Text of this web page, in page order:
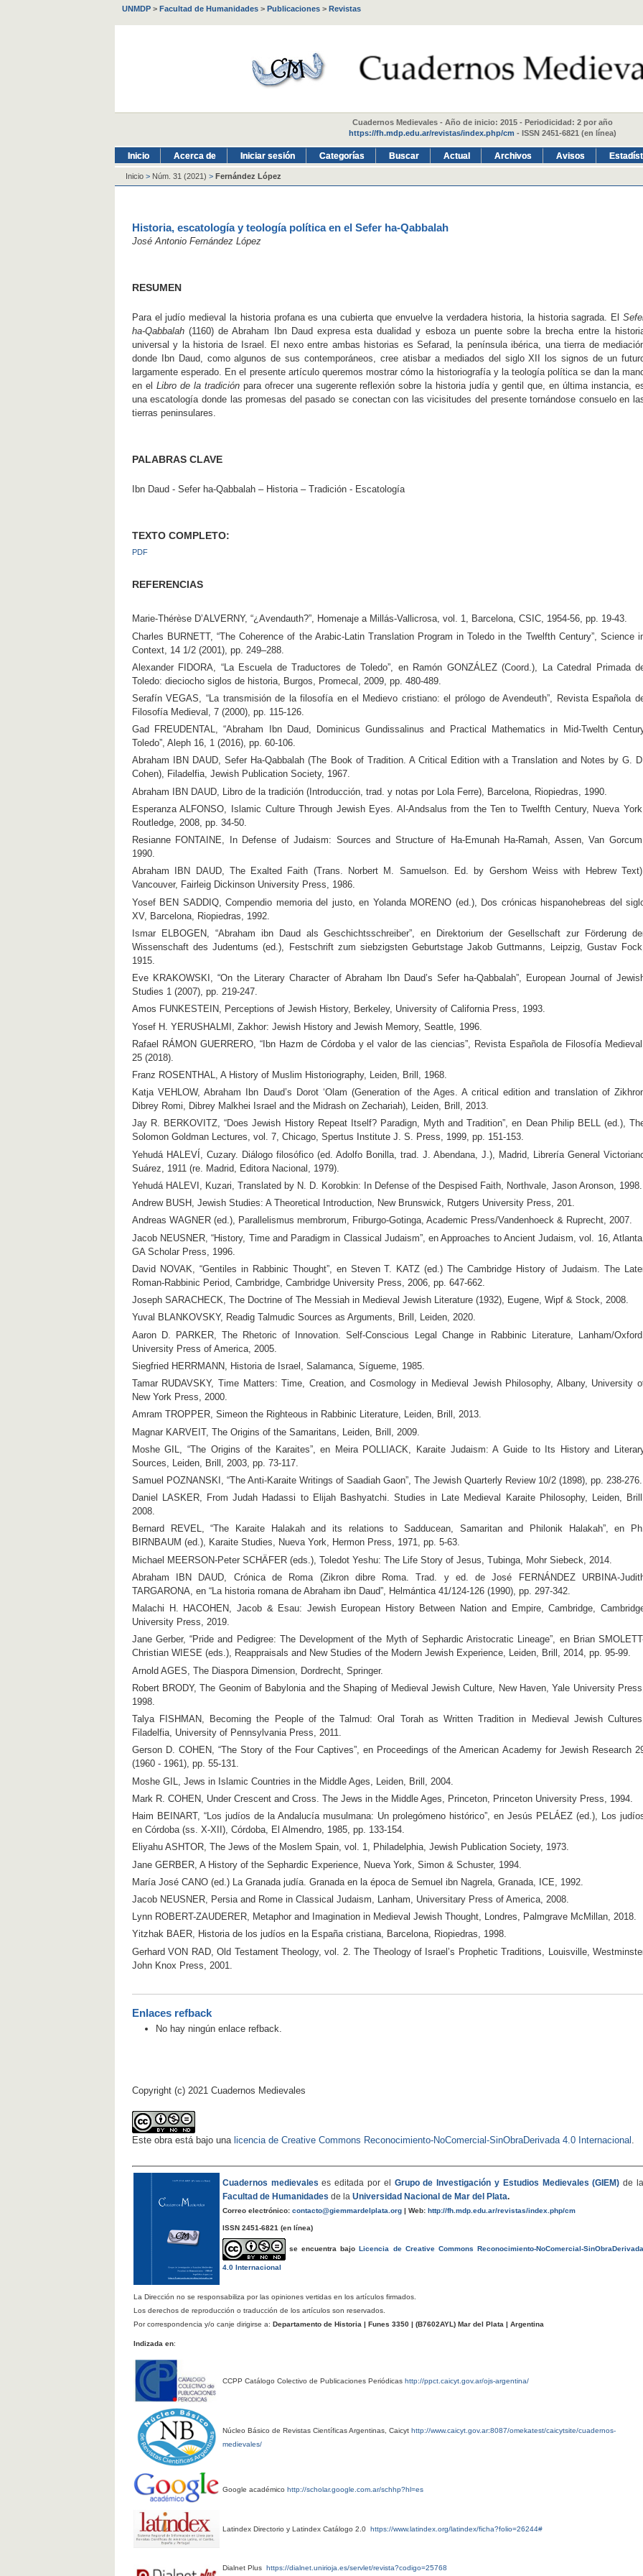
UNMDP > Facultad de Humanidades > Publicaciones > Revistas
Cuadernos Medievales - Año de inicio: 2015 - Periodicidad: 2 por año
https://fh.mdp.edu.ar/revistas/index.php/cm - ISSN 2451-6821 (en línea)
Inicio Acerca de Iniciar sesión Categorías Buscar Actual Archivos Avisos
Inicio > Núm. 31 (2021) > Fernández López
Historia, escatología y teología política en el Sefer ha-Qabbalah
José Antonio Fernández López
RESUMEN
Para el judío medieval la historia profana es una cubierta que envuelve la verdadera historia, la historia sagrada. El
ha-Qabbalah(1160) de Abraham Ibn Daud expresa esta dualidad y esboza un puente sobre la brecha entre la
universal y la historia de Israel. El nexo entre ambas historias es Sefarad, la península ibérica, una tierra de
donde Ibn Daud, como algunos de sus contemporáneos, cree atisbar a mediados del siglo XII los signos de un
largamente esperado. En el presente artículo queremos mostrar cómo la historiografía y la teología política se dan la
en el Libro de la tradiciónpara ofrecer una sugerente reflexión sobre la historia judía y gentil que, en última instancia,
una escatología donde las promesas del pasado se conectan con las vicisitudes del presente tornándose consuelo en
tierras peninsulares.
PALABRAS CLAVE
Ibn Daud - Sefer ha-Qabbalah – Historia – Tradición - Escatología
TEXTO COMPLETO:
PDF
REFERENCIAS
Marie-Thérèse D’ALVERNY, “¿Avendauth?”, Homenaje a Millás-Vallicrosa, vol. 1, Barcelona, CSIC, 1954-56, pp. 19-43.
Charles BURNETT, “The Coherence of the Arabic-Latin Translation Program in Toledo in the Twelfth Century”, Science
Context, 14 1/2 (2001), pp. 249–288.
Alexander FIDORA, “La Escuela de Traductores de Toledo”, en Ramón GONZÁLEZ (Coord.), La Catedral Primada
Toledo: dieciocho siglos de historia, Burgos, Promecal, 2009, pp. 480-489.
Serafín VEGAS, “La transmisión de la filosofía en el Medievo cristiano: el prólogo de Avendeuth”, Revista Española
Filosofía Medieval, 7 (2000), pp. 115-126.
Gad FREUDENTAL, “Abraham Ibn Daud, Dominicus Gundissalinus and Practical Mathematics in Mid-Twelth
Toledo”, Aleph 16, 1 (2016), pp. 60-106.
Abraham IBN DAUD, Sefer Ha-Qabbalah (The Book of Tradition. A Critical Edition with a Translation and Notes by G.
Cohen), Filadelfia, Jewish Publication Society, 1967.
Abraham IBN DAUD, Libro de la tradición (Introducción, trad. y notas por Lola Ferre), Barcelona, Riopiedras, 1990.
Esperanza ALFONSO, Islamic Culture Through Jewish Eyes. Al-Andsalus from the Ten to Twelfth Century, Nueva York,
Routledge, 2008, pp. 34-50.
Resianne FONTAINE, In Defense of Judaism: Sources and Structure of Ha-Emunah Ha-Ramah, Assen, Van
1990.
Abraham IBN DAUD, The Exalted Faith (Trans. Norbert M. Samuelson. Ed. by Gershom Weiss with Hebrew
Vancouver, Fairleig Dickinson University Press, 1986.
Yosef BEN SADDIQ, Compendio memoria del justo, en Yolanda MORENO (ed.), Dos crónicas hispanohebreas del
XV, Barcelona, Riopiedras, 1992.
Ismar ELBOGEN, “Abraham ibn Daud als Geschichtsschreiber”, en Direktorium der Gesellschaft zur Förderung
Wissenschaft des Judentums (ed.), Festschrift zum siebzigsten Geburtstage Jakob Guttmanns, Leipzig, Gustav Fock,
1915.
Eve KRAKOWSKI, “On the Literary Character of Abraham Ibn Daud’s Sefer ha-Qabbalah”, European Journal of
Studies 1 (2007), pp. 219-247.
Amos FUNKESTEIN, Perceptions of Jewish History, Berkeley, University of California Press, 1993.
Yosef H. YERUSHALMI, Zakhor: Jewish History and Jewish Memory, Seattle, 1996.
Rafael RÁMON GUERRERO, “Ibn Hazm de Córdoba y el valor de las ciencias”, Revista Española de Filosofía Medieval,
25 (2018).
Franz ROSENTHAL, A History of Muslim Historiography, Leiden, Brill, 1968.
Katja VEHLOW, Abraham Ibn Daud’s Dorot ‘Olam (Generation of the Ages. A critical edition and translation of
Dibrey Romi, Dibrey Malkhei Israel and the Midrash on Zechariah), Leiden, Brill, 2013.
Jay R. BERKOVITZ, “Does Jewish History Repeat Itself? Paradign, Myth and Tradition”, en Dean Philip BELL (ed.),
Solomon Goldman Lectures, vol. 7, Chicago, Spertus Institute J. S. Press, 1999, pp. 151-153.
Yehudá HALEVÍ, Cuzary. Diálogo filosófico (ed. Adolfo Bonilla, trad. J. Abendana, J.), Madrid, Librería General
Suárez, 1911 (re. Madrid, Editora Nacional, 1979).
Yehudá HALEVI, Kuzari, Translated by N. D. Korobkin: In Defense of the Despised Faith, Northvale, Jason Aronson, 1998.
Andrew BUSH, Jewish Studies: A Theoretical Introduction, New Brunswick, Rutgers University Press, 201.
Andreas WAGNER (ed.), Parallelismus membrorum, Friburgo-Gotinga, Academic Press/Vandenhoeck & Ruprecht, 2007.
Jacob NEUSNER, “History, Time and Paradigm in Classical Judaism”, en Approaches to Ancient Judaism, vol. 16, Atlanta,
GA Scholar Press, 1996.
David NOVAK, “Gentiles in Rabbinic Thought”, en Steven T. KATZ (ed.) The Cambridge History of Judaism. The
Roman-Rabbinic Period, Cambridge, Cambridge University Press, 2006, pp. 647-662.
Joseph SARACHECK, The Doctrine of The Messiah in Medieval Jewish Literature (1932), Eugene, Wipf & Stock, 2008.
Yuval BLANKOVSKY, Readig Talmudic Sources as Arguments, Brill, Leiden, 2020.
Aaron D. PARKER, The Rhetoric of Innovation. Self-Conscious Legal Change in Rabbinic Literature, Lanham/Oxford,
University Press of America, 2005.
Siegfried HERRMANN, Historia de Israel, Salamanca, Sígueme, 1985.
Tamar RUDAVSKY, Time Matters: Time, Creation, and Cosmology in Medieval Jewish Philosophy, Albany, University
New York Press, 2000.
Amram TROPPER, Simeon the Righteous in Rabbinic Literature, Leiden, Brill, 2013.
Magnar KARVEIT, The Origins of the Samaritans, Leiden, Brill, 2009.
Moshe GIL, “The Origins of the Karaites”, en Meira POLLIACK, Karaite Judaism: A Guide to Its History and
Sources, Leiden, Brill, 2003, pp. 73-117.
Samuel POZNANSKI, “The Anti-Karaite Writings of Saadiah Gaon”, The Jewish Quarterly Review 10/2 (1898), pp. 238-276.
Daniel LASKER, From Judah Hadassi to Elijah Bashyatchi. Studies in Late Medieval Karaite Philosophy, Leiden,
2008.
Bernard REVEL, “The Karaite Halakah and its relations to Sadducean, Samaritan and Philonik Halakah”, en
BIRNBAUM (ed.), Karaite Studies, Nueva York, Hermon Press, 1971, pp. 5-63.
Michael MEERSON-Peter SCHÄFER (eds.), Toledot Yeshu: The Life Story of Jesus, Tubinga, Mohr Siebeck, 2014.
Abraham IBN DAUD, Crónica de Roma (Zikron dibre Roma. Trad. y ed. de José FERNÁNDEZ URBINA-
TARGARONA, en “La historia romana de Abraham ibn Daud”, Helmántica 41/124-126 (1990), pp. 297-342.
Malachi H. HACOHEN, Jacob & Esau: Jewish European History Between Nation and Empire, Cambridge,
University Press, 2019.
Jane Gerber, “Pride and Pedigree: The Development of the Myth of Sephardic Aristocratic Lineage”, en Brian
Christian WIESE (eds.), Reappraisals and New Studies of the Modern Jewish Experience, Leiden, Brill, 2014, pp. 95-99.
Arnold AGES, The Diaspora Dimension, Dordrecht, Springer.
Robert BRODY, The Geonim of Babylonia and the Shaping of Medieval Jewish Culture, New Haven, Yale University Press,
1998.
Talya FISHMAN, Becoming the People of the Talmud: Oral Torah as Written Tradition in Medieval Jewish
Filadelfia, University of Pennsylvania Press, 2011.
Gerson D. COHEN, “The Story of the Four Captives”, en Proceedings of the American Academy for Jewish Research
(1960 - 1961), pp. 55-131.
Moshe GIL, Jews in Islamic Countries in the Middle Ages, Leiden, Brill, 2004.
Mark R. COHEN, Under Crescent and Cross. The Jews in the Middle Ages, Princeton, Princeton University Press, 1994.
Haim BEINART, “Los judíos de la Andalucía musulmana: Un prolegómeno histórico”, en Jesús PELÁEZ (ed.), Los
en Córdoba (ss. X-XII), Córdoba, El Almendro, 1985, pp. 133-154.
Eliyahu ASHTOR, The Jews of the Moslem Spain, vol. 1, Philadelphia, Jewish Publication Society, 1973.
Jane GERBER, A History of the Sephardic Experience, Nueva York, Simon & Schuster, 1994.
María José CANO (ed.) La Granada judía. Granada en la época de Semuel ibn Nagrela, Granada, ICE, 1992.
Jacob NEUSNER, Persia and Rome in Classical Judaism, Lanham, Universitary Press of America, 2008.
Lynn ROBERT-ZAUDERER, Metaphor and Imagination in Medieval Jewish Thought, Londres, Palmgrave McMillan, 2018.
Yitzhak BAER, Historia de los judíos en la España cristiana, Barcelona, Riopiedras, 1998.
Gerhard VON RAD, Old Testament Theology, vol. 2. The Theology of Israel’s Prophetic Traditions, Louisville,
John Knox Press, 2001.
Enlaces refback
No hay ningún enlace refback.
Copyright (c) 2021 Cuadernos Medievales
Este obra está bajo una licencia de Creative Commons Reconocimiento-NoComercial-SinObraDerivada 4.0 Internacional .
Cuadernos medievales es editada por el Grupo de Investigación y Estudios Medievales (GIEM) de la
Facultad de Humanidades de la Universidad Nacional de Mar del Plata.
Correo electrónico: contacto@giemmardelplata.org| Web: http://fh.mdp.edu.ar/revistas/index.php/cm
ISSN 2451-6821 (en línea)
se encuentra bajoLicencia de Creative Commons Reconocimiento-NoComercial-SinObraDerivada
4.0 Internacional
La Dirección no se responsabiliza por las opiniones vertidas en los artículos firmados.
Los derechos de reproducción o traducción de los artículos son reservados.
Por correspondencia y/o canje dirigirse a: Departamento de Historia | Funes 3350 | (B7602AYL) Mar del Plata | Argentina
Indizada en:
CCPP Catálogo Colectivo de Publicaciones Periódicas http://ppct.caicyt.gov.ar/ojs-argentina/
Núcleo Básico de Revistas Científicas Argentinas, Caicyt http://www.caicyt.gov.ar:8087/omekatest/caicytsite/cuadernos-
medievales/
Google académico http://scholar.google.com.ar/schhp?hl=es
Latindex Directorio y Latindex Catálogo 2.0 https://www.latindex.org/latindex/ficha?folio=26244#
Dialnet Plus https://dialnet.unirioja.es/servlet/revista?codigo=25768